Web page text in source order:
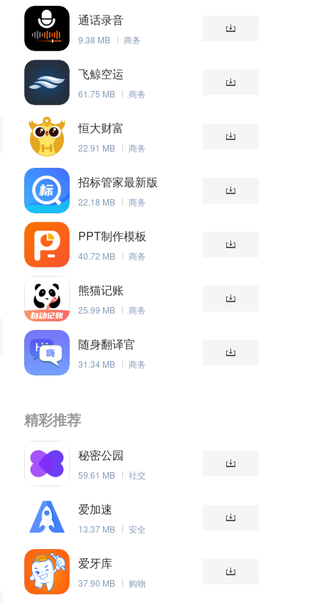
通话录音
9.38 MB 商务
飞鲸空运
61.75 MB 商务
恒大财富
22.91 MB 商务
招标管家最新版
22.18 MB 商务
PPT制作模板
40.72 MB 商务
熊猫记账
25.99 MB 商务
随身翻译官
31.34 MB 商务
精彩推荐
秘密公园
59.61 MB 社交
爱加速
13.37 MB 安全
爱牙库
37.90 MB 购物